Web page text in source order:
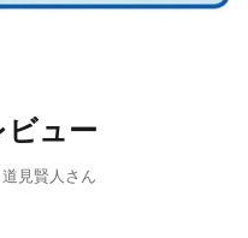
ュー
見賢人さん